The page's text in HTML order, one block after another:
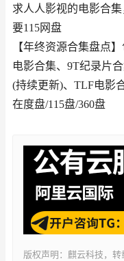
求人人影视的电影合
要115网盘
【年终资源合集盘点
电影合集、9T纪录片
(持续更新)、TLF电影
在度盘/115盘/360盘
版权声明：麒云科技，转